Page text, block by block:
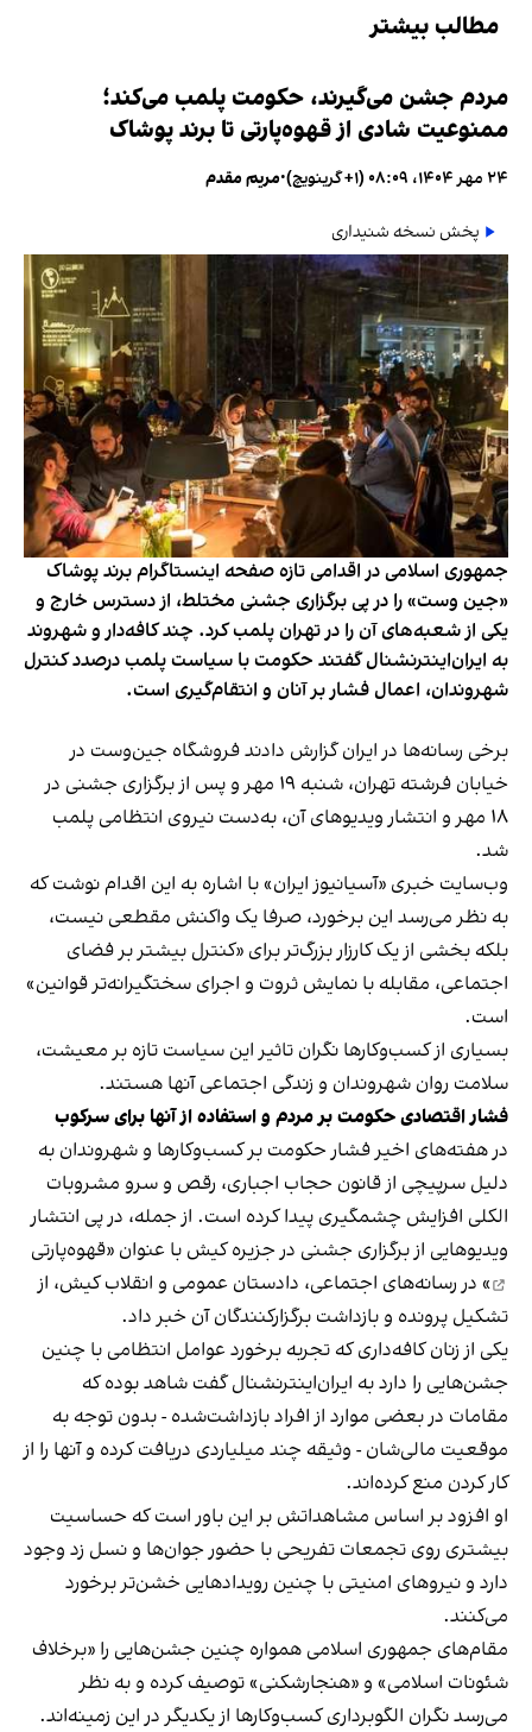
مطالب بیشتر
مردم جشن می‌گیرند، حکومت پلمب می‌کند؛
ممنوعیت شادی از قهوه‌پارتی تا برند پوشاک
۲۴ مهر ۱۴۰۴، ۰۸:۰۹ (‎+۱ گرینویچ) •مریم مقدم
پخش نسخه شنیداری
جمهوری اسلامی در اقدامی تازه صفحه اینستاگرام برند پوشاک
«جین وست» را در پی برگزاری جشنی مختلط، از دسترس خارج و
یکی از شعبه‌های آن را در تهران پلمب کرد. چند کافه‌‌دار و شهروند
به ایران‌اینترنشنال گفتند حکومت با سیاست پلمب درصدد کنترل
شهروندان، اعمال فشار بر آنان و انتقام‌گیری است.
برخی رسانه‌ها در ایران گزارش دادند فروشگاه جین‌وست در
خیابان فرشته تهران، شنبه ۱۹ مهر و پس از برگزاری جشنی در
۱۸ مهر و انتشار ویدیوهای آن، به‌دست نیروی انتظامی پلمب
شد.
وب‌سایت خبری «آسیانیوز ایران» با اشاره به این اقدام نوشت که
به نظر می‌رسد این برخورد، صرفا یک واکنش مقطعی نیست،
بلکه بخشی از یک کارزار بزرگ‌تر برای «کنترل بیشتر بر فضای
اجتماعی، مقابله با نمایش ثروت و اجرای سختگیرانه‌تر قوانین»
است.
بسیاری از کسب‌وکارها نگران تاثیر این سیاست‌ تازه بر معیشت،
سلامت روان شهروندان و زندگی اجتماعی آنها هستند.
فشار اقتصادی حکومت بر مردم و استفاده از آنها برای سرکوب
در هفته‌های اخیر فشار حکومت بر کسب‌وکارها و شهروندان به
دلیل سرپیچی از قانون حجاب اجباری، رقص و سرو مشروبات
الکلی افزایش چشمگیری پیدا کرده است. از جمله، در پی انتشار
ویدیوهایی از برگزاری جشنی در جزیره کیش با عنوان «قهوه‌پارتی
» در رسانه‌های اجتماعی، دادستان عمومی و انقلاب کیش، از
تشکیل پرونده و بازداشت برگزارکنندگان آن خبر داد.
یکی از زنان کافه‌داری که تجربه برخورد عوامل انتظامی با چنین
جشن‌هایی را دارد به ایران‌اینترنشنال گفت شاهد بوده که
مقامات در بعضی موارد از افراد بازداشت‌‌شده - بدون توجه به
موقعیت مالی‌شان - وثیقه چند میلیاردی دریافت کرده و آنها را از
کار کردن منع کرده‌اند.
او افزود بر اساس مشاهداتش بر این باور است که حساسیت
بیشتری روی تجمعات تفریحی با حضور جوان‌ها و نسل زد وجود
دارد و نیروهای امنیتی با چنین رویدادهایی خشن‌تر برخورد
می‌کنند.
مقام‌های جمهوری اسلامی همواره چنین جشن‌هایی را «برخلاف
شئونات اسلامی» و «هنجارشکنی» توصیف کرده و به نظر
می‌رسد نگران الگوبرداری کسب‌وکارها از یکدیگر در این زمینه‌اند.